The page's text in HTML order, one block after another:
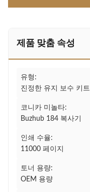
제품 맞춤 속성
유형:
진정한 유지 보수 키트
코니카 미놀타:
Buzhub 184 복사기
인쇄 수율:
11000 페이지
토너 용량:
OEM 용량